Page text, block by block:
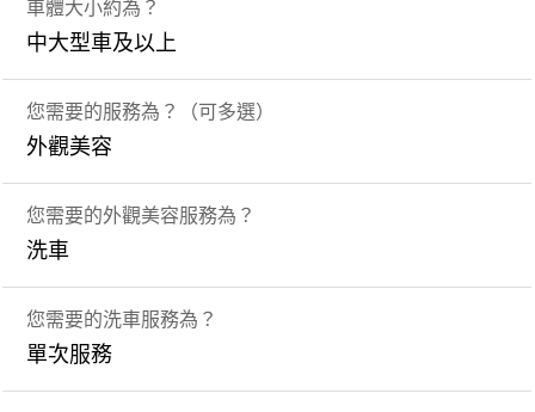
車體大小約為？
中大型車及以上
您需要的服務為？（可多選）
外觀美容
您需要的外觀美容服務為？
洗車
您需要的洗車服務為？
單次服務